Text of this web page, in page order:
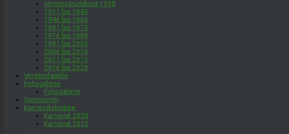
Vereinsgründung 1930
1931 bis 1945
1946 bis 1960
1961 bis 1975
1976 bis 1990
1991 bis 2005
2006 bis 2010
2011 bis 2015
2016 bis 2020
Vereinsfamilie
Fotogalerie
Fotogalerie
Sponsoren
Karnevalstruppe
Karneval 2020
Karneval 2023